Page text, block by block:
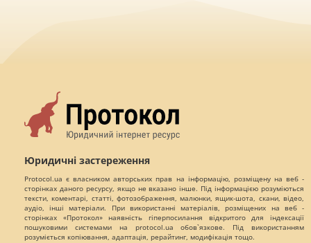
Юридичні застереження
Protocol.ua є власником авторських прав на інформацію, розміщену на веб -
сторінках даного ресурсу, якщо не вказано інше. Під інформацією розуміються
тексти, коментарі, статті, фотозображення, малюнки, ящик-шота, скани, відео,
аудіо, інші матеріали. При використанні матеріалів, розміщених на веб -
сторінках «Протокол» наявність гіперпосилання відкритого для індексації
пошуковими системами на protocol.ua обов`язкове. Під використанням
розуміється копіювання, адаптація, рерайтинг, модифікація тощо.